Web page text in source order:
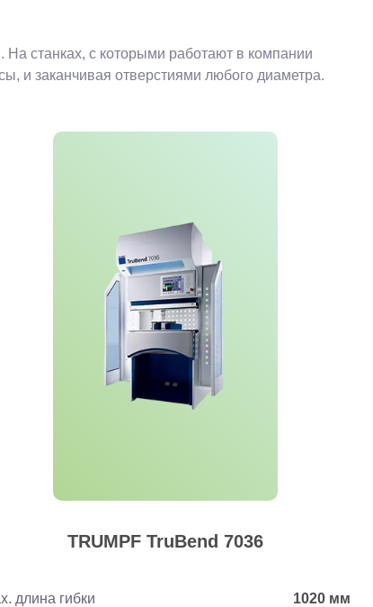
станках, с которыми работают в компании
и заканчивая отверстиями любого диаметра.
TRUMPF TruBend 7036
длина гибки 1020 мм